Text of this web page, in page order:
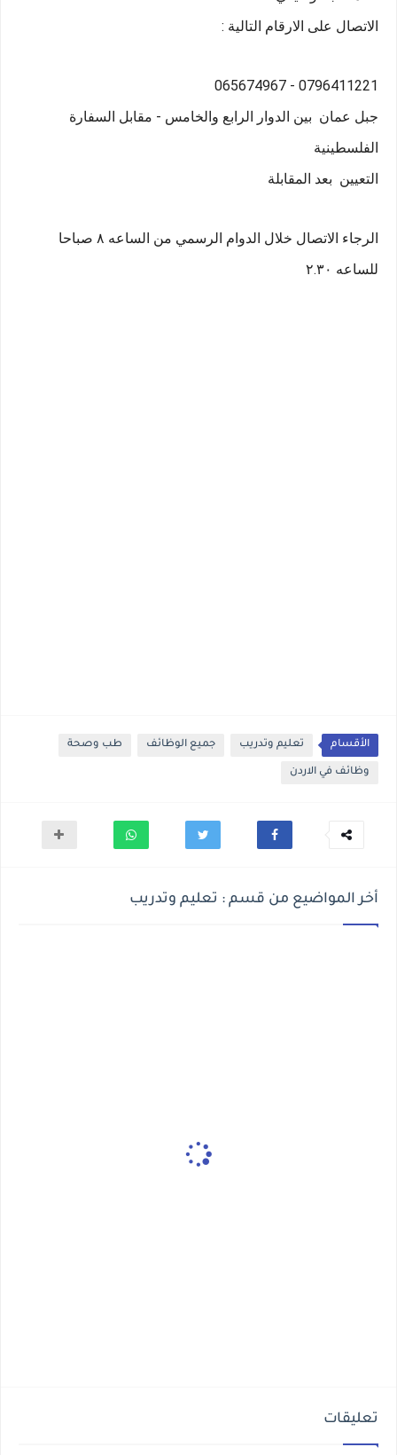
الاتصال على الارقام التالية :
0796411221 - 065674967
الفلسطينية
التعيين  بعد المقابلة
للساعه ٢.٣٠
الأقسام تعليم وتدريب جميع الوظائف طب وصحة
وظائف في الاردن
أخر المواضيع من قسم : تعليم وتدريب
تعليقات